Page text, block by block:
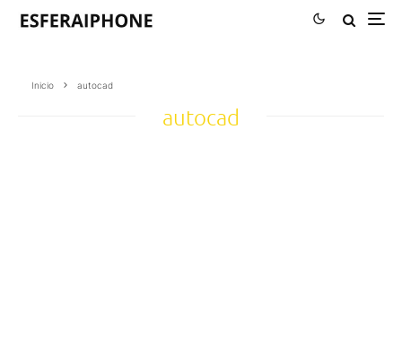
Inicio autocad
autocad